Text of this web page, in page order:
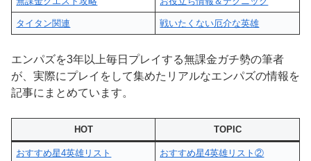
タイタン関連 戦いたくない厄介な英雄
エンパズを3年以上毎日プレイする無課金ガチ勢の筆者
が、実際にプレイをして集めたリアルなエンパズの情報を
記事にまとめています。
HOT TOPIC
おすすめ星4英雄リスト おすすめ星4英雄リスト②